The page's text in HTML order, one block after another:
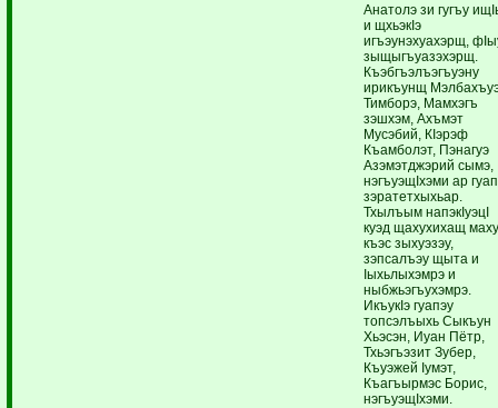
Анатолэ зи гугъу
и щхьэкIэ
игъэунэхуахэрщ,
зыщыгъуазэхэрщ.
Къэбгъэлъэгъуэну
ирикъунщ
Тимборэ, Мамхэгъ
зэшхэм, Ахъмэт
Мусэбий, КIэрэф
Къамболэт, Пэнагуэ
Азэмэтджэрий сымэ,
нэгъуэщIхэми ар
зэратетхыхьар.
Тхылъым напэкIуэцI
куэд щахухихащ
къэс зыхуэзэу,
зэпсалъэу щыта и
Iыхьлыхэмрэ и
ныбжьэгъухэмрэ.
ИкъукIэ гуапэу
топсэлъыхь Сыкъун
Хьэсэн, Иуан Пётр,
Тхьэгъэзит Зубер,
Къуэжей Iумэт,
Къагъырмэс Борис,
нэгъуэщIхэми.